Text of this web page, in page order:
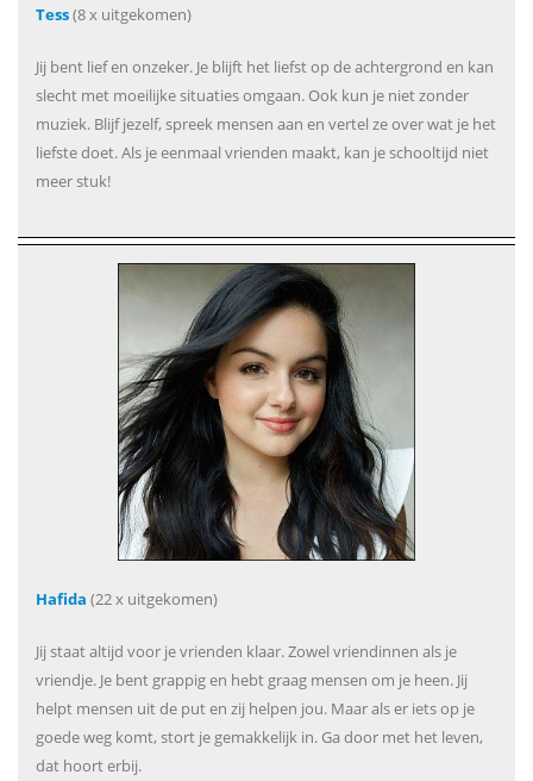
Tess(8 x uitgekomen)
Jij bent lief en onzeker. Je blijft het liefst op de achtergrond en kan
slecht met moeilijke situaties omgaan. Ook kun je niet zonder
muziek. Blijf jezelf, spreek mensen aan en vertel ze over wat je het
liefste doet. Als je eenmaal vrienden maakt, kan je schooltijd niet
meer stuk!
Hafida (22 x uitgekomen)
Jij staat altijd voor je vrienden klaar. Zowel vriendinnen als je
vriendje. Je bent grappig en hebt graag mensen om je heen. Jij
helpt mensen uit de put en zij helpen jou. Maar als er iets op je
goede weg komt, stort je gemakkelijk in. Ga door met het leven,
dat hoort erbij.